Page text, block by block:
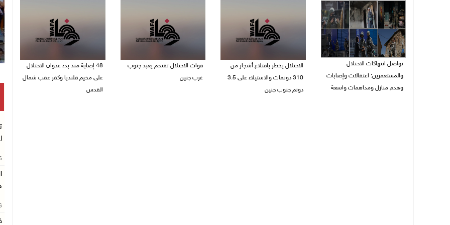
تواصل انتهاكات الاحتلال
والمستعمرين: اعتقالات وإصابات
وهدم منازل ومداهمات واسعة
الاحتلال يخطر باقتلاع أشجار من
310 دونمات والاستيلاء على 3.5
دونم جنوب جنين
قوات الاحتلال تقتحم يعبد جنوب
غرب جنين
48 إصابة منذ بدء عدوان الاحتلال
على مخيم قلنديا وكفر عقب شمال
القدس